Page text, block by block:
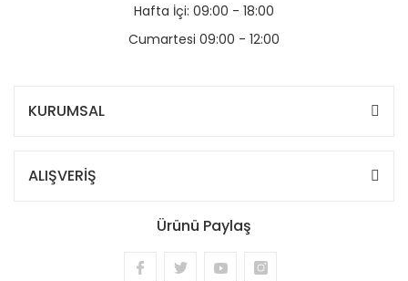
Hafta İçi: 09:00 - 18:00
Cumartesi 09:00 - 12:00
KURUMSAL
ALIŞVERİŞ
Ürünü Paylaş